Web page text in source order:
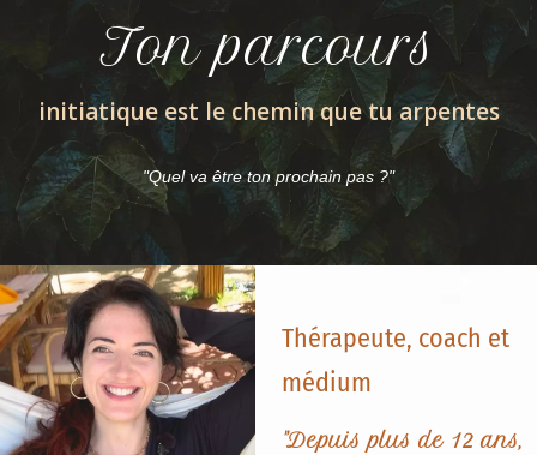
Ton parcours
initiatique est le chemin que tu arpentes
"Quel va être ton prochain pas ?"
Thérapeute, coach et
médium
"Depuis plus de 12 ans,